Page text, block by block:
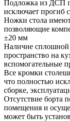
Подложка из ДСП
исключает прогиб
Ножки стола
позволяющие
±20 мм
Наличие сплошной
пространство на
вспомогательные
Все кромки
что полностью
сборке,
Отсутствие борта
помещения и
может быть